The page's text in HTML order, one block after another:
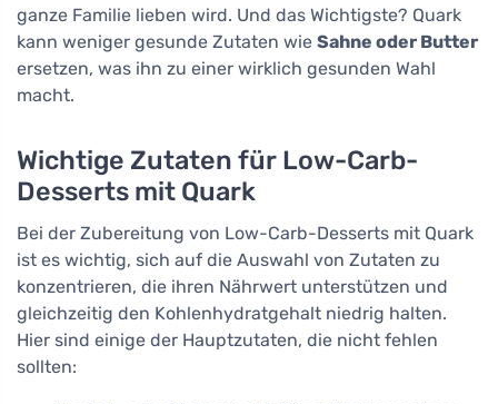
ganze Familie lieben wird. Und das Wichtigste? Quark
kann weniger gesunde Zutaten wie Sahne oder Butter
ersetzen, was ihn zu einer wirklich gesunden Wahl
macht.
Wichtige Zutaten für Low-Carb-
Desserts mit Quark
Bei der Zubereitung von Low-Carb-Desserts mit Quark
ist es wichtig, sich auf die Auswahl von Zutaten zu
konzentrieren, die ihren Nährwert unterstützen und
gleichzeitig den Kohlenhydratgehalt niedrig halten.
Hier sind einige der Hauptzutaten, die nicht fehlen
sollten: